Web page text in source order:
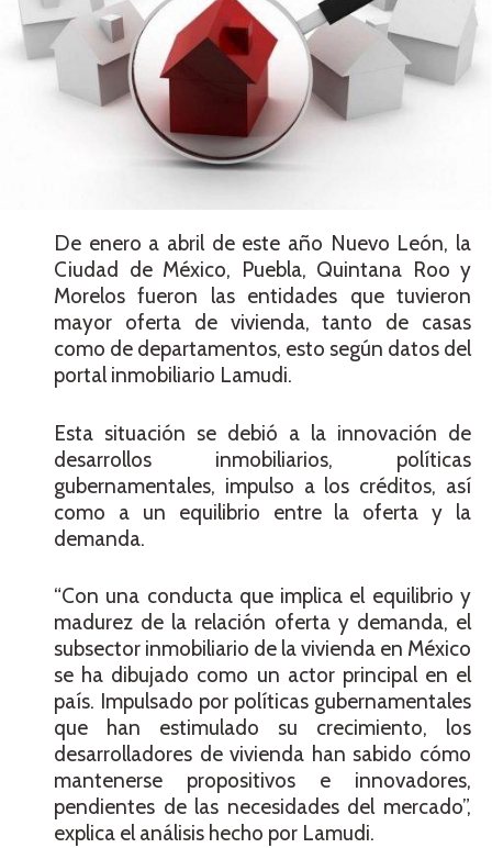
De enero a abril de este año Nuevo León, la
Ciudad de México, Puebla, Quintana Roo y
Morelos fueron las entidades que tuvieron
mayor oferta de vivienda, tanto de casas
como de departamentos, esto según datos del
portal inmobiliario Lamudi.
Esta situación se debió a la innovación de
desarrollos inmobiliarios, políticas
gubernamentales, impulso a los créditos, así
como a un equilibrio entre la oferta y la
demanda.
“Con una conducta que implica el equilibrio y
madurez de la relación oferta y demanda, el
subsector inmobiliario de la vivienda en México
se ha dibujado como un actor principal en el
país. Impulsado por políticas gubernamentales
que han estimulado su crecimiento, los
desarrolladores de vivienda han sabido cómo
mantenerse propositivos e innovadores,
pendientes de las necesidades del mercado”,
explica el análisis hecho por Lamudi.